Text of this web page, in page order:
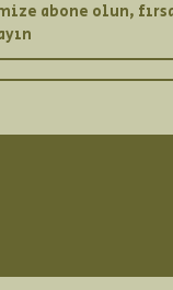
abone olun,